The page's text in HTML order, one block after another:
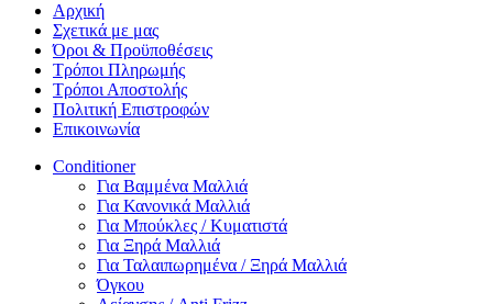
Αρχική
Σχετικά με μας
Όροι & Προϋποθέσεις
Τρόποι Πληρωμής
Τρόποι Αποστολής
Πολιτική Επιστροφών
Επικοινωνία
Conditioner
Για Βαμμένα Μαλλιά
Για Κανονικά Μαλλιά
Για Μπούκλες / Κυματιστά
Για Ξηρά Μαλλιά
Για Ταλαιπωρημένα / Ξηρά Μαλλιά
Όγκου